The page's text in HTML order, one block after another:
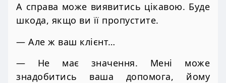
А справа може виявитись цікавою. Буде
шкода, якщо ви її пропустите.
— Але ж ваш клієнт…
— Не має значення. Мені може
знадобитись ваша допомога, йому